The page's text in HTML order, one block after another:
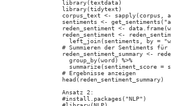
library(textdata)
library(tidytext)
corpus_text <- sapply(corpus,
sentiments <-
reden_sentiment <-
reden_sentiment <-
left_join(sentiments, by =
# Summieren der Sentiments für
reden_sentiment_summary <-
  group_by(word) %>%
summarize(sentiment_score =
# Ergebnisse anzeigen
head(reden_sentiment_summary)
Ansatz 2:
#install.packages("NLP")